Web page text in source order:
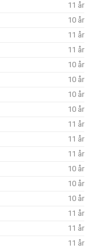
11 år
10 år
11 år
11 år
10 år
10 år
10 år
10 år
11 år
11 år
11 år
10 år
10 år
10 år
11 år
11 år
11 år